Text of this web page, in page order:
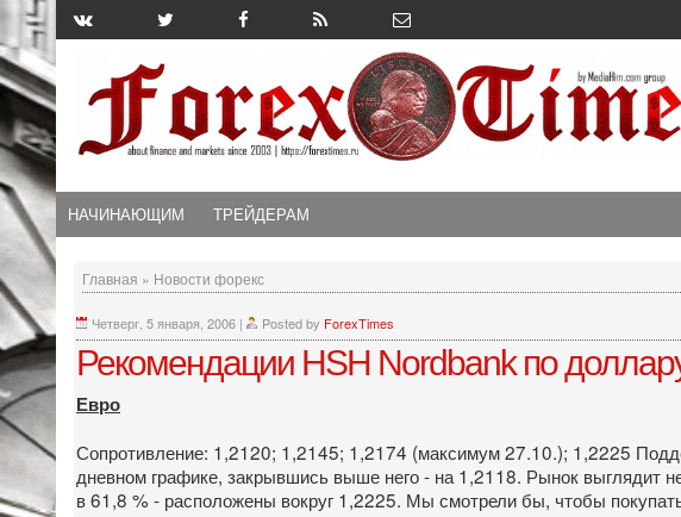
НАЧИНАЮЩИМ ТРЕЙДЕРАМ
Главная » Новости форекс
Четверг, 5 января, 2006 | Posted by ForexTimes
Рекомендации HSH Nordbank по
Евро
Сопротивление: 1,2120; 1,2145; 1,2174 (максимум 27.10.); 1,2225
дневном графике, закрывшись выше него - на 1,2118. Рынок выглядит
в 61,8 % - расположены вокруг 1,2225. Мы смотрели бы, чтобы